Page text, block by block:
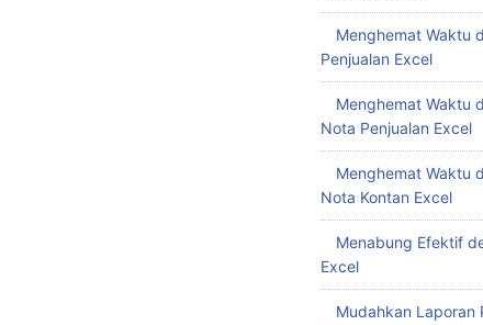
Menghemat Waktu
Penjualan Excel
Menghemat Waktu
Nota Penjualan Excel
Menghemat Waktu
Nota Kontan Excel
Menabung Efektif
Excel
Mudahkan Laporan